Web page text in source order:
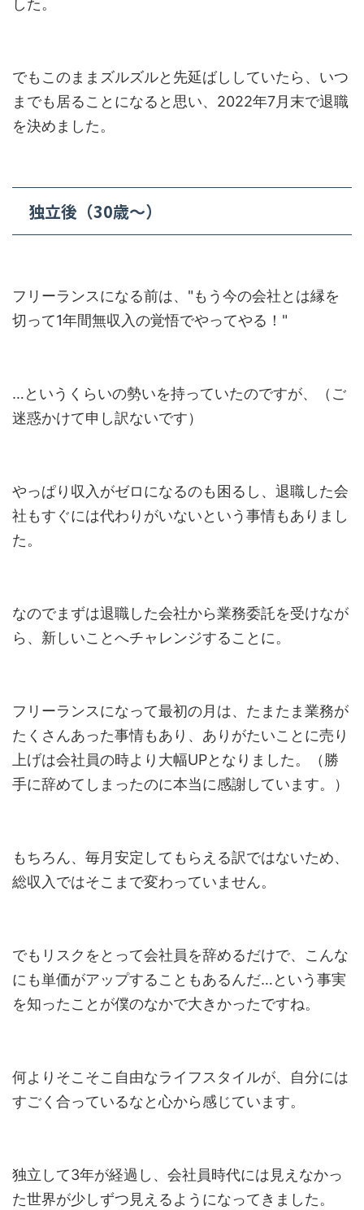
した。
でもこのままズルズルと先延ばししていたら、いつ
までも居ることになると思い、2022年7月末で退職
を決めました。
独立後（30歳～）
フリーランスになる前は、"もう今の会社とは縁を
切って1年間無収入の覚悟でやってやる！"
…というくらいの勢いを持っていたのですが、（ご
迷惑かけて申し訳ないです）
やっぱり収入がゼロになるのも困るし、退職した会
社もすぐには代わりがいないという事情もありまし
た。
なのでまずは退職した会社から業務委託を受けなが
ら、新しいことへチャレンジすることに。
フリーランスになって最初の月は、たまたま業務が
たくさんあった事情もあり、ありがたいことに売り
上げは会社員の時より大幅UPとなりました。（勝
手に辞めてしまったのに本当に感謝しています。）
もちろん、毎月安定してもらえる訳ではないため、
総収入ではそこまで変わっていません。
でもリスクをとって会社員を辞めるだけで、こんな
にも単価がアップすることもあるんだ…という事実
を知ったことが僕のなかで大きかったですね。
何よりそこそこ自由なライフスタイルが、自分には
すごく合っているなと心から感じています。
独立して3年が経過し、会社員時代には見えなかっ
た世界が少しずつ見えるようになってきました。